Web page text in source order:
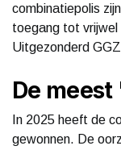
combinatiepolis
toegang tot vrijwel
Uitgezonderd
De
In 2025 heeft de
gewonnen. De